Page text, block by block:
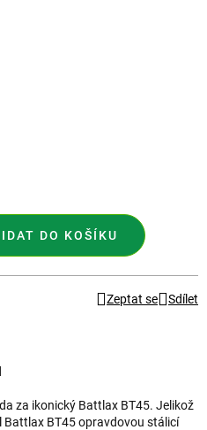
DO KOŠÍKU
Zeptat se Sdílet
za ikonický Battlax BT45. Jelikož
Battlax BT45 opravdovou stálicí